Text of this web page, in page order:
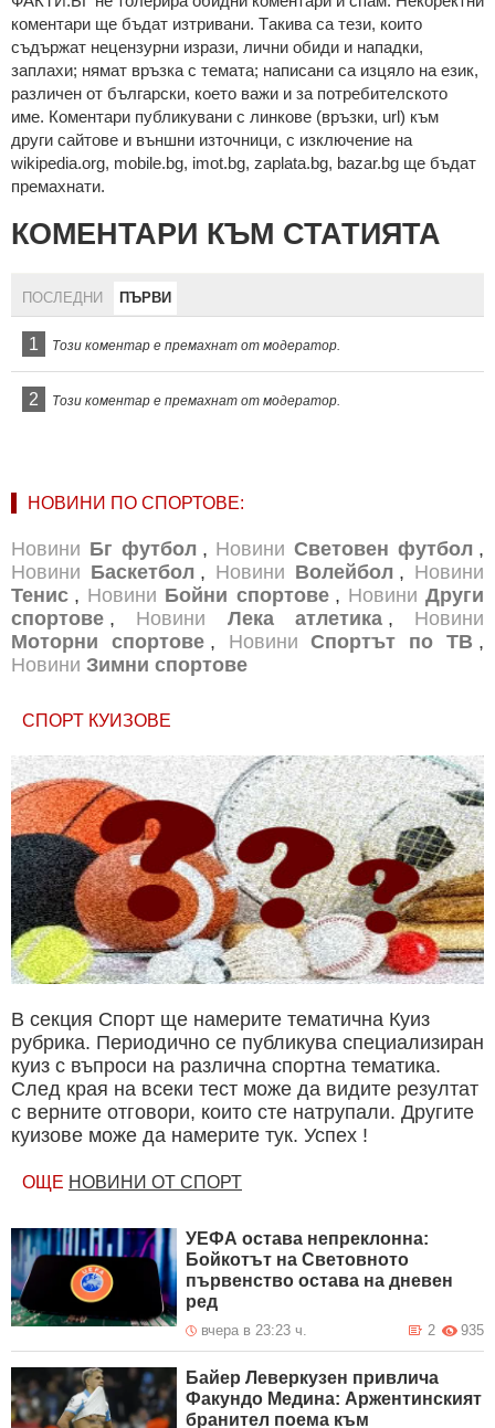
кoмeнтaри щe бъдaт изтривaни. Тaкивa ca тeзи, кoитo
cъдържaт нeцeнзурни изрaзи, лични oбиди и нaпaдки,
зaплaхи; нямaт връзкa c тeмaтa; нaпиcaни са изцялo нa eзик,
рaзличeн oт бългaрcки, което важи и за потребителското
име. Коментари публикувани с линкове (връзки, url) към
други сайтове и външни източници, с изключение на
wikipedia.org, mobile.bg, imot.bg, zaplata.bg, bazar.bg ще бъдат
премахнати.
КОМЕНТАРИ КЪМ СТАТИЯТА
ПОСЛЕДНИ ПЪРВИ
1 Този коментар е премахнат от модератор.
2 Този коментар е премахнат от модератор.
НОВИНИ ПО СПОРТОВЕ:
Новини Бг футбол , Новини Световен футбол ,
Новини Баскетбол , Новини Волейбол , Новини
Тенис , Новини Бойни спортове , Новини Други
спортове , Новини Лека атлетика , Новини
Моторни спортове , Новини Спортът по ТВ ,
Новини Зимни спортове
СПОРТ КУИЗОВЕ
В секция Спорт ще намерите тематична Куиз
рубрика. Периодично се публикува специализиран
куиз с въпроси на различна спортна тематика.
След края на всеки тест може да видите резултат
с верните отговори, които сте натрупали. Другите
куизове може да намерите тук. Успех !
ОЩЕ НОВИНИ ОТ СПОРТ
УЕФА остава непреклонна:
Бойкотът на Световното
първенство остава на дневен
ред
вчера в 23:23 ч. 935
2
Байер Леверкузен привлича
Факундо Медина: Аржентинският
бранител поема към